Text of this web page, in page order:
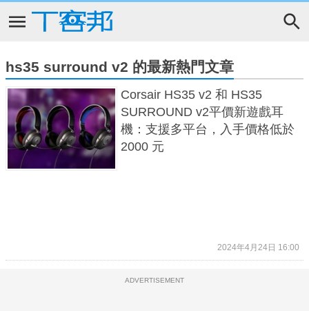
hs35 surround v2 的最新熱門文章
Corsair HS35 v2 和 HS35
SURROUND v2平價新遊戲耳
機：支援多平台，入手價格低於
2000 元
2024年4月24日 16:00
ADVERTISEMENT